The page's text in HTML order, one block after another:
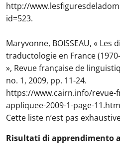
http://
id=523.
Maryvonne, BOISSEAU, « Les
traductologie en France
», Revue française de
no. 1, 2009, pp. 11-24.
https://www.cairn.info/revue-
appliquee-2009-1-page-11.htm
Cette liste n’est pas
Risultati di apprendimento